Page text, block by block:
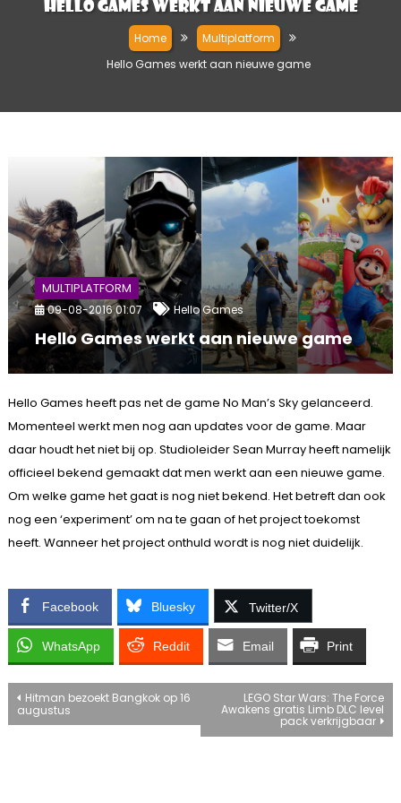
Hello Games werkt aan nieuwe game
Home
Multiplatform
Hello Games werkt aan nieuwe game
MULTIPLATFORM
09-08-2016 01:07 Hello Games
Hello Games werkt aan nieuwe game
Hello Games heeft pas net de game No Man’s Sky gelanceerd.
Momenteel werkt men nog aan updates voor de game. Maar
daar houdt het niet bij op. Studioleider Sean Murray heeft namelijk
officieel bekend gemaakt dat men werkt aan een nieuwe game.
Om welke game het gaat is nog niet bekend. Het betreft dan ook
nog een ‘experiment’ om na te gaan of het project toekomst
heeft. Wanneer het project onthuld wordt is nog niet duidelijk.
Facebook Bluesky Twitter/X
WhatsApp Reddit Email Print
Bericht
Hitman bezoekt Bangkok op 16
augustus
LEGO Star Wars: The Force
Awakens gratis Limb DLC level
pack verkrijgbaar